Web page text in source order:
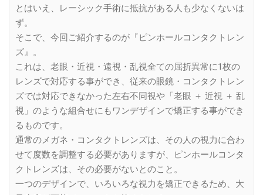
とはいえ、レーシック手術に抵抗がある人も少なくないは
ず。
そこで、今回ご紹介するのが『ピンホールコンタクトレン
ズ』。
これは、老眼・近視・遠視・乱視全ての屈折異常に1枚の
レンズで対応する事ができ、従来の眼鏡・コンタクトレン
ズでは対応できなかった左右不同視や「老眼 ＋ 近視 ＋ 乱
視」のような組合せにもワンデザインで矯正する事ができ
るものです。
通常のメガネ・コンタクトレンズは、その人の視力に合わ
せて度数を調整する必要がありますが、ピンホールコンタ
クトレンズは、その必要がないとのこと。
一つのデザインで、いろいろな視力を矯正できるため、大